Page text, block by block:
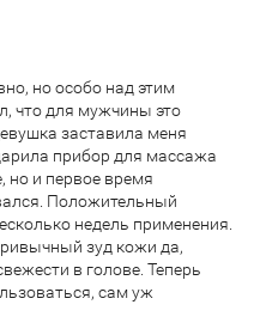
но особо над этим
что для мужчины это
заставила меня
прибор для массажа
но и первое время
Положительный
недель применения.
зуд кожи да,
в голове. Теперь
сам уж